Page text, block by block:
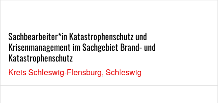
Sachbearbeiter*in Katastrophenschutz und
Krisenmanagement im Sachgebiet Brand- und
Katastrophenschutz
Kreis Schleswig-Flensburg, Schleswig